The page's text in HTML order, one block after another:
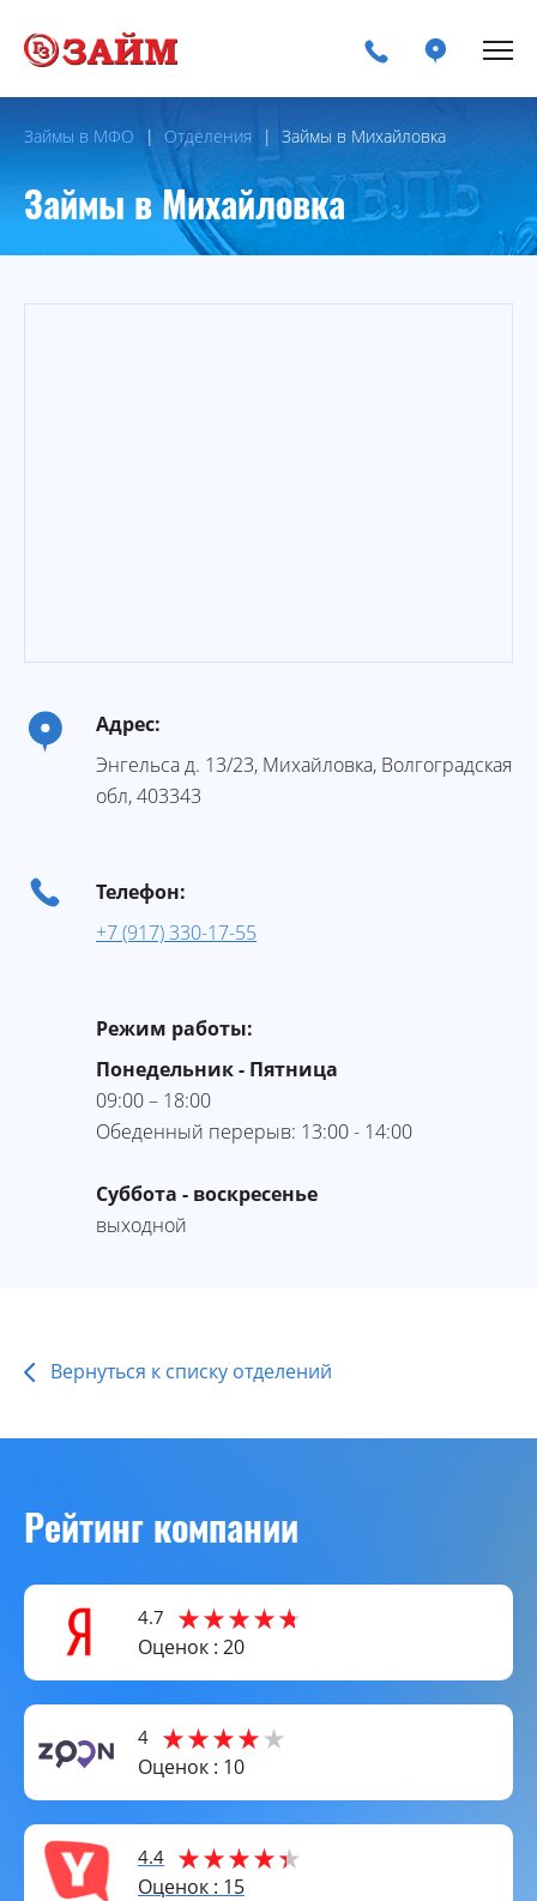
Займы в МФО Отделения Займы в Михайловка
Займы в Михайловка
Адрес:
Энгельса д. 13/23, Михайловка, Волгоградская
обл,403343
Телефон:
+7 (917) 330-17-55
Режим работы:
Понедельник - Пятница
09:00 – 18:00
Обеденный перерыв: 13:00 - 14:00
Суббота - воскресенье
выходной
Вернуться к списку отделений
Рейтинг компании
4.7
Оценок : 20
4
Оценок : 10
4.4
Оценок : 15